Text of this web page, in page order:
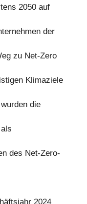
2050 auf
der
zu Net-Zero
Klimaziele
die
des Net-Zero-
2024